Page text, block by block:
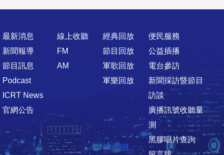
最新消息
新聞報導
節目訊息
Podcast
ICRT News
官網公告
線上收聽
FM
AM
經典回放
節目回放
軍歌回放
軍樂回放
便民服務
公益插播
電台參訪
新聞採訪暨節目
訪談
廣播訊號收聽量
測
黑膠唱片查詢